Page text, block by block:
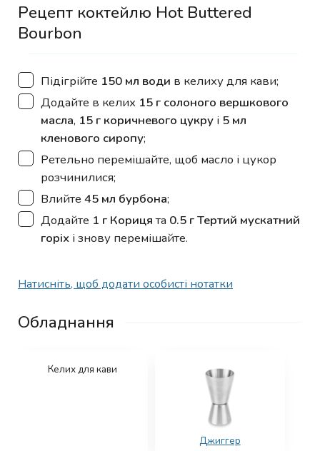
Рецепт коктейлю Hot Buttered
Bourbon
▢
Підігрійте 150 мл води в келиху для кави;
▢
Додайте в келих 15 г солоного вершкового
масла, 15 г коричневого цукру і 5 мл
кленового сиропу;
▢
Ретельно перемішайте, щоб масло і цукор
розчинилися;
▢
Влийте 45 мл бурбона;
▢
Додайте 1 г Корицята 0.5 г Тертий мускатний
горіх і знову перемішайте.
Натисніть, щоб додати особисті нотатки
Обладнання
Келих для кави
Джиггер